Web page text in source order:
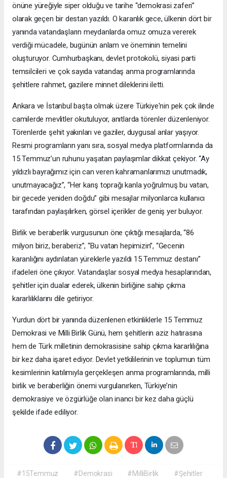
önüne yüreğiyle siper olduğu ve tarihe “demokrasi zaferi”
olarak geçen bir destan yazıldı. O karanlık gece, ülkenin dört bir
yanında vatandaşların meydanlarda omuz omuza vererek
verdiği mücadele, bugünün anlam ve öneminin temelini
oluşturuyor. Cumhurbaşkanı, devlet protokolü, siyasi parti
temsilcileri ve çok sayıda vatandaş anma programlarında
şehitlere rahmet, gazilere minnet dileklerini iletti.
Ankara ve İstanbul başta olmak üzere Türkiye'nin pek çok ilinde
camilerde mevlitler okutuluyor, anıtlarda törenler düzenleniyor.
Törenlerde şehit yakınları ve gaziler, duygusal anlar yaşıyor.
Resmi programların yanı sıra, sosyal medya platformlarında da
15 Temmuz’un ruhunu yaşatan paylaşımlar dikkat çekiyor. “Ay
yıldızlı bayrağımız için can veren kahramanlarımızı unutmadık,
unutmayacağız”, “Her karış toprağı kanla yoğrulmuş bu vatan,
bir gecede yeniden doğdu” gibi mesajlar milyonlarca kullanıcı
tarafından paylaşılırken, görsel içerikler de geniş yer buluyor.
Birlik ve beraberlik vurgusunun öne çıktığı mesajlarda, “86
milyon biriz, beraberiz”, “Bu vatan hepimizin”, “Gecenin
karanlığını aydınlatan yüreklerle yazıldı 15 Temmuz destanı”
ifadeleri öne çıkıyor. Vatandaşlar sosyal medya hesaplarından,
şehitler için dualar ederek, ülkenin birliğine sahip çıkma
kararlılıklarını dile getiriyor.
Yurdun dört bir yanında düzenlenen etkinliklerle 15 Temmuz
Demokrasi ve Milli Birlik Günü, hem şehitlerin aziz hatırasına
hem de Türk milletinin demokrasisine sahip çıkma kararlılığına
bir kez daha işaret ediyor. Devlet yetkililerinin ve toplumun tüm
kesimlerinin katılımıyla gerçekleşen anma programlarında, milli
birlik ve beraberliğin önemi vurgulanırken, Türkiye’nin
demokrasiye ve özgürlüğe olan inancı bir kez daha güçlü
şekilde ifade ediliyor.
#15Temmuz #Demokrasi #MilliBirlik
#Şehitler